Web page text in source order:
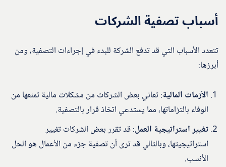
أسباب تصفية الشركات
تتعدد الأسباب التي قد تدفع الشركة للبدء في إجراءات التصفية، ومن
أبرزها:
الأزمات المالية: تعاني بعض الشركات من مشكلات مالية تمنعها من
الوفاء بالتزاماتها، مما يستدعي اتخاذ قرار بالتصفية.
تغيير استراتيجية العمل: قد تقرر بعض الشركات تغيير
استراتيجيتها، وبالتالي قد ترى أن تصفية جزء من الأعمال هو الحل
الأنسب.